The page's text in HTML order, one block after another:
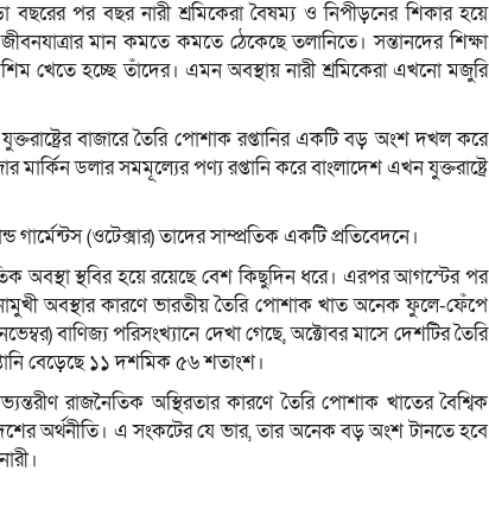
পর বছর নারী শ্রমিকেরা বৈষম্য ও নিপীড়নের শিকার হয়ে
মান কমতে কমতে ঠেকেছে তলানিতে। সন্তানদের শিক্ষা
খেতে হচ্ছে তাঁদের। এমন অবস্থায় নারী শ্রমিকেরা এখনো মজুরি
বাজারে তৈরি পোশাক রপ্তানির একটি বড় অংশ দখল করে
ডলার সমমূল্যের পণ্য রপ্তানি করে বাংলাদেশ এখন যুক্তরাষ্ট্রে
গার্মেন্টস (ওটেক্সার) তাদের সাম্প্রতিক একটি প্রতিবেদনে।
অবস্থা স্থবির হয়ে রয়েছে বেশ কিছুদিন ধরে। এরপর আগস্টের পর
অবস্থার কারণে ভারতীয় তৈরি পোশাক খাত অনেক ফুলে-ফেঁপে
বাণিজ্য পরিসংখ্যানে দেখা গেছে, অক্টোবর মাসে দেশটির তৈরি
বেড়েছে ১১ দশমিক ৫৬ শতাংশ।
রাজনৈতিক অস্থিরতার কারণে তৈরি পোশাক খাতের বৈশ্বিক
অর্থনীতি। এ সংকটের যে ভার, তার অনেক বড় অংশ টানতে হবে